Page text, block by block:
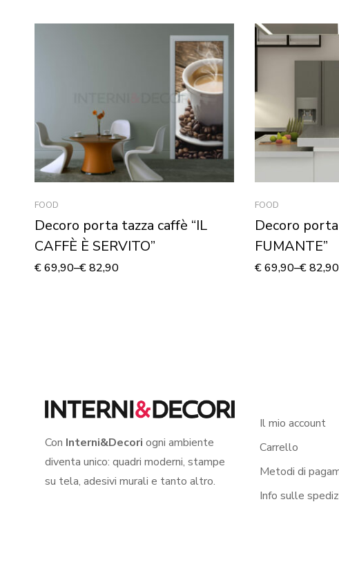
FOOD
Decoro porta tazza caffè “IL
CAFFÈ È SERVITO”
€69,90–€82,90
FOOD
Decoro
FUMANTE”
€69,90–€82,90
Con Interni&Decori ogni ambiente
diventa unico: quadri moderni, stampe
su tela, adesivi murali e tanto altro.
Il mio account
Carrello
Metodi di
Info sulle